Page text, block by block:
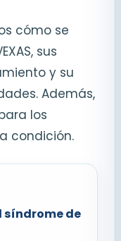
cómo se
sus
y su
Además,
los
condición.
síndrome de